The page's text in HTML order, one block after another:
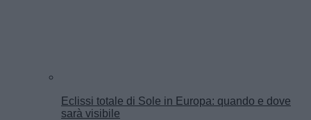
Eclissi totale di Sole in Europa: quando e dove
sarà visibile